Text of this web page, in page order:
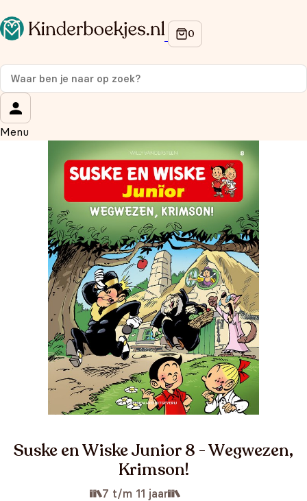
Menu
Suske en Wiske Junior 8 - Wegwezen,
Krimson!
7 t/m 11 jaar
Op de hoogte blijven van onze acties?
Meld je aan voor onze nieuwsbrief en ontvang
korting
Wat is je voornaam?
Wat is je e-mailadres?*
Aanmelden
We gebruiken je gegevens om contact op te nemen, in
overeenstemming met onsprivacybeleid.